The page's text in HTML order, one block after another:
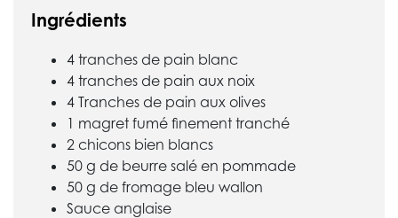
Ingrédients
4 tranches de pain blanc
4 tranches de pain aux noix
4 Tranches de pain aux olives
1 magret fumé finement tranché
2 chicons bien blancs
50 g de beurre salé en pommade
50 g de fromage bleu wallon
Sauce anglaise